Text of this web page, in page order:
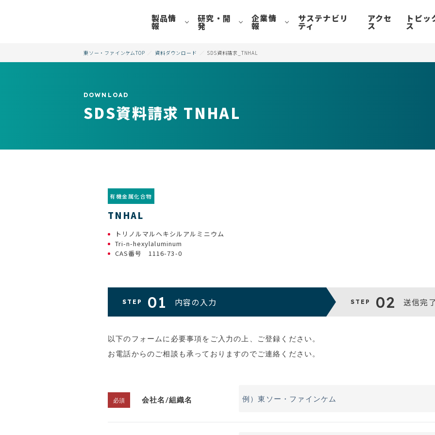
製品情
報
研究・開
発
企業情
報
サステナビリ
ティ
アクセ
ス
トピッ
ス
東ソー・ファインケムTOP 資料ダウンロード SDS資料請求_TNHAL
DOWNLOAD
SDS資料請求 TNHAL
TNHAL
トリノルマルヘキシルアルミニウム
Tri-n-hexylaluminum
CAS番号 1116-73-0
STEP 01 内容の入力 STEP 02 送信完
以下のフォームに必要事項をご入力の上、ご登録ください。
お電話からのご相談も承っておりますのでご連絡ください。
会社名/組織名